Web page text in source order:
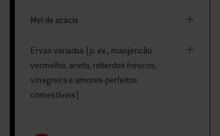
Mel de acácia
Ervas variadas (p. ex., manjericão
vermelho, aneto, rebentos frescos,
vinagreira e amores-perfeitos
comestíveis)